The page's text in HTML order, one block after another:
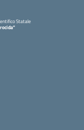
Statale